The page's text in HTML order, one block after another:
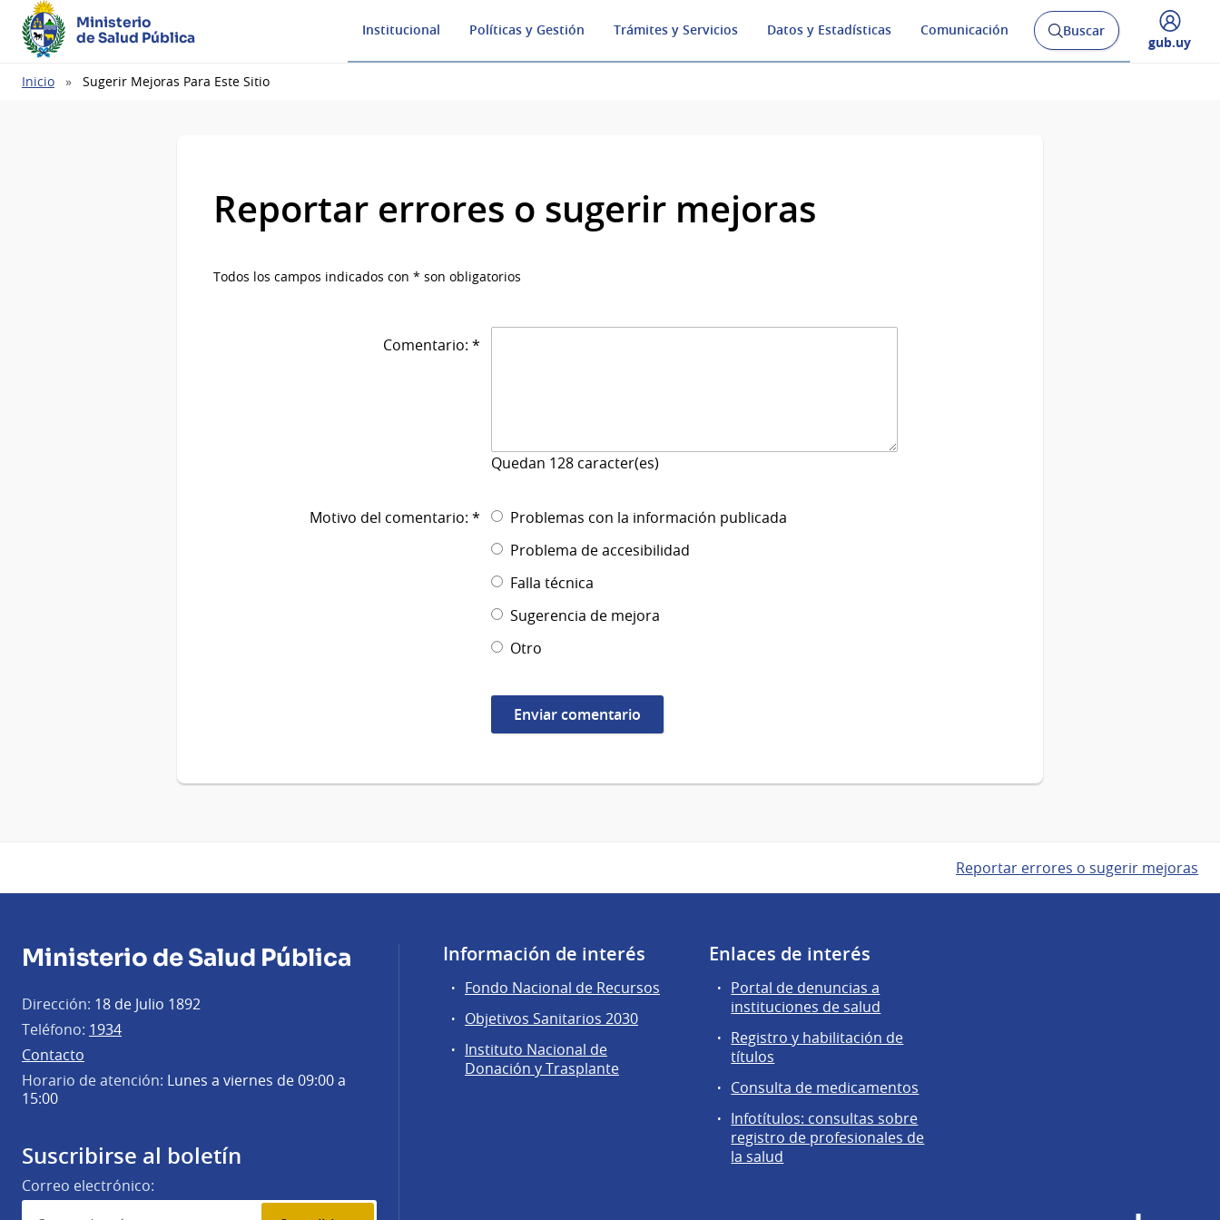
Ministerio
de Salud Pública
Institucional Políticas y Gestión Trámites y Servicios Datos y Estadísticas Comunicación
Abrir
buscador
Buscar
Desplegar
gub.uy
Ruta
Inicio Sugerir Mejoras Para Este Sitio
Reportar errores o sugerir mejoras
Todos los campos indicados con * son obligatorios
Comentario: *
Quedan 128 caracter(es)
Motivo del comentario: *
Problemas con la información publicada
Problema de accesibilidad
Falla técnica
Sugerencia de mejora
Otro
Reportar errores o sugerir mejoras
Ministerio de Salud Pública
Dirección: 18 de Julio 1892
Teléfono: 1934
Contacto
Horario de atención: Lunes a viernes de 09:00 a
15:00
Suscribirse al boletín
Correo electrónico:
Información de interés
Fondo Nacional de Recursos
Objetivos Sanitarios 2030
Instituto Nacional de
Donación y Trasplante
Enlaces de interés
Portal de denuncias a
instituciones de salud
Registro y habilitación de
títulos
Consulta de medicamentos
Infotítulos: consultas sobre
registro de profesionales de
la salud